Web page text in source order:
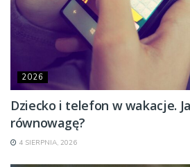
2026
Dziecko i telefon w wakacje.
równowagę?
4 SIERPNIA, 2026